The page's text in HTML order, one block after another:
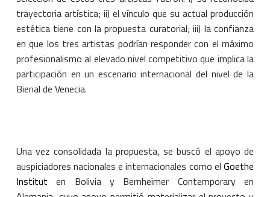
trayectoria artística; ii) el vínculo que su actual producción
estética tiene con la propuesta curatorial; iii) la confianza
en que los tres artistas podrían responder con el máximo
profesionalismo al elevado nivel competitivo que implica la
participación en un escenario internacional del nivel de la
Bienal de Venecia.
Una vez consolidada la propuesta, se buscó el apoyo de
auspiciadores nacionales e internacionales como elGoethe
Institut en Bolivia y Bernheimer Contemporary en